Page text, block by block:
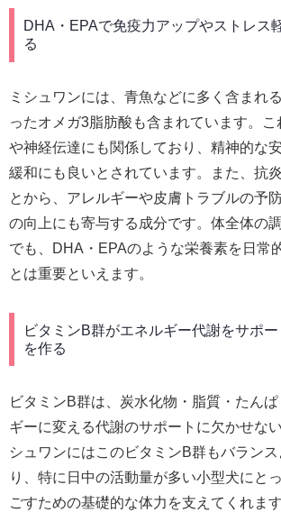
DHA・EPAで免疫力アップやストレス
る
ミシュワンには、青魚などに多く含まれ
ったオメガ3脂肪酸も含まれています。こ
や神経伝達にも関係しており、精神的な
緩和にも良いとされています。また、抗
とから、アレルギーや皮膚トラブルの予
の向上にも寄与する成分です。体全体の
でも、DHA・EPAのような栄養素を日常
とは重要といえます。
ビタミンB群がエネルギー代謝をサポ
を作る
ビタミンB群は、炭水化物・脂質・たん
ギーに変える代謝のサポートに欠かせな
シュワンにはこのビタミンB群もバラン
り、特に日中の活動量が多い小型犬にと
ごすための基礎的な体力を支えてくれま